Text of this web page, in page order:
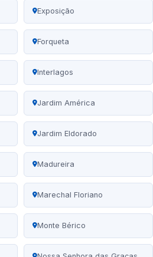
Exposição
Forqueta
Interlagos
Jardim América
Jardim Eldorado
Madureira
Marechal Floriano
Monte Bérico